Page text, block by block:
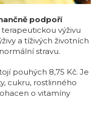
podpoří
výživu
a tíživých životních
stravu.
pouhých 8,75 Kč. Je
cukru, rostlinného
o vitamíny